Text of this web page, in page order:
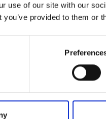
use of our site with our
you’ve provided to them or